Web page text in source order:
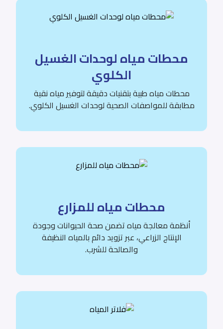
محطات مياه لوحدات الغسيل
الكلوي
محطات مياه طبية بتقنيات دقيقة لتوفير مياه نقية
مطابقة للمواصفات الصحية لوحدات الغسيل الكلوي.
محطات مياه للمزارع
أنظمة معالجة مياه تضمن صحة الحيوانات وجودة
الإنتاج الزراعي، عبر تزويد دائم بالمياه النظيفة
والصالحة للشرب.